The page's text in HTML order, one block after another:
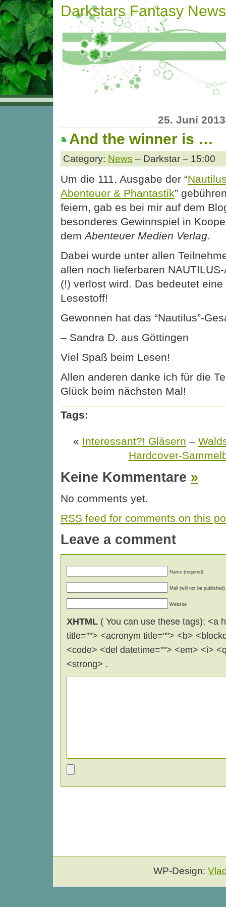
Darkstars Fantasy News
25. Juni 2013
And the winner is …
Category: News – Darkstar – 15:00
Um die 111. Ausgabe der “
Abenteuer & Phantastik”
feiern, gab es bei mir auf dem
besonderes Gewinnspiel in
demAbenteuer Medien Verlag.
Dabei wurde unter allen
allen noch lieferbaren
(!) verlost wird. Das bedeutet
Lesestoff!
Gewonnen hat das “Nautilus”-
– Sandra D. aus Göttingen
Viel Spaß beim Lesen!
Allen anderen danke ich für die
Glück beim nächsten Mal!
Tags:
« Interessant?! Gläsern –
Hardcover-
Keine Kommentare »
No comments yet.
RSS feed for comments on this
Leave a comment
Name (required)
Mail (will not be published)
Website
XHTML ( You can use these tags): <a
title=""> <acronym title=""> <b>
<code> <del datetime=""> <em> <i>
<strong> .
WP-Design: